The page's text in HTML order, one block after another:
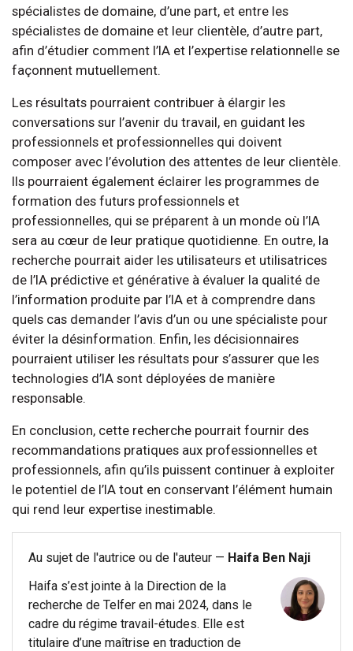
spécialistes de domaine, d’une part, et entre les
spécialistes de domaine et leur clientèle, d’autre part,
afin d’étudier comment l’IA et l’expertise relationnelle se
façonnent mutuellement.
Les résultats pourraient contribuer à élargir les
conversations sur l’avenir du travail, en guidant les
professionnels et professionnelles qui doivent
composer avec l’évolution des attentes de leur clientèle.
Ils pourraient également éclairer les programmes de
formation des futurs professionnels et
professionnelles, qui se préparent à un monde où l’IA
sera au cœur de leur pratique quotidienne. En outre, la
recherche pourrait aider les utilisateurs et utilisatrices
de l’IA prédictive et générative à évaluer la qualité de
l’information produite par l’IA et à comprendre dans
quels cas demander l’avis d’un ou une spécialiste pour
éviter la désinformation. Enfin, les décisionnaires
pourraient utiliser les résultats pour s’assurer que les
technologies d’IA sont déployées de manière
responsable.
En conclusion, cette recherche pourrait fournir des
recommandations pratiques aux professionnelles et
professionnels, afin qu’ils puissent continuer à exploiter
le potentiel de l’IA tout en conservant l’élément humain
qui rend leur expertise inestimable.
Au sujet de l'autrice ou de l'auteur — Haifa Ben Naji
Haifa s’est jointe à la Direction de la
recherche de Telfer en mai 2024, dans le
cadre du régime travail-études. Elle est
titulaire d’une maîtrise en traduction de